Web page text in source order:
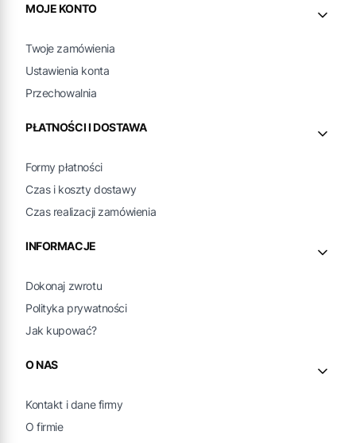
MOJE KONTO
Twoje zamówienia
Ustawienia konta
Przechowalnia
PŁATNOŚCI I DOSTAWA
Formy płatności
Czas i koszty dostawy
Czas realizacji zamówienia
INFORMACJE
Dokonaj zwrotu
Polityka prywatności
Jak kupować?
O NAS
Kontakt i dane firmy
O firmie